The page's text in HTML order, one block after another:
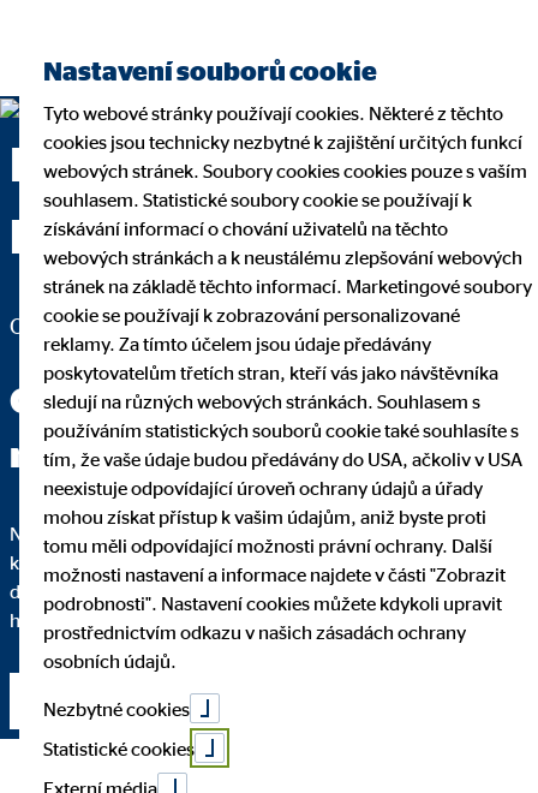
Ing. Jaroslav Kubát —
Karlovy Vary
Oblastní kancelář pro OVB Allfinanz, a.s.
Odbornou čínštinu ode mě
neuslyšíte.
Nejdůležitější na dobrém poradenství je to, že rozumíte
každému kroku. Proto vám podrobně vysvětlím, proč
doporučuji určité finanční řešení a do jaké míry se toto řešení
hodí právě pro vás a vaše individuální potřeby.
Navázat kontakt
Nastavení souborů cookie
Tyto webové stránky používají cookies. Některé z těchto
cookies jsou technicky nezbytné k zajištění určitých funkcí
webových stránek. Soubory cookies cookies pouze s vaším
souhlasem. Statistické soubory cookie se používají k
získávání informací o chování uživatelů na těchto
webových stránkách a k neustálému zlepšování webových
stránek na základě těchto informací. Marketingové soubory
cookie se používají k zobrazování personalizované
reklamy. Za tímto účelem jsou údaje předávány
poskytovatelům třetích stran, kteří vás jako návštěvníka
sledují na různých webových stránkách. Souhlasem s
používáním statistických souborů cookie také souhlasíte s
tím, že vaše údaje budou předávány do USA, ačkoliv v USA
neexistuje odpovídající úroveň ochrany údajů a úřady
mohou získat přístup k vašim údajům, aniž byste proti
tomu měli odpovídající možnosti právní ochrany. Další
možnosti nastavení a informace najdete v části "Zobrazit
podrobnosti". Nastavení cookies můžete kdykoli upravit
prostřednictvím odkazu v našich zásadách ochrany
osobních údajů.
Nezbytné cookies
Statistické cookies
Externí média